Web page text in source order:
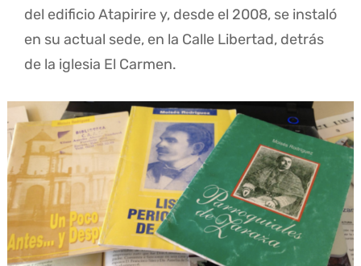
del edificio Atapirire y, desde el 2008, se instaló
en su actual sede, en la Calle Libertad, detrás
de la iglesia El Carmen.